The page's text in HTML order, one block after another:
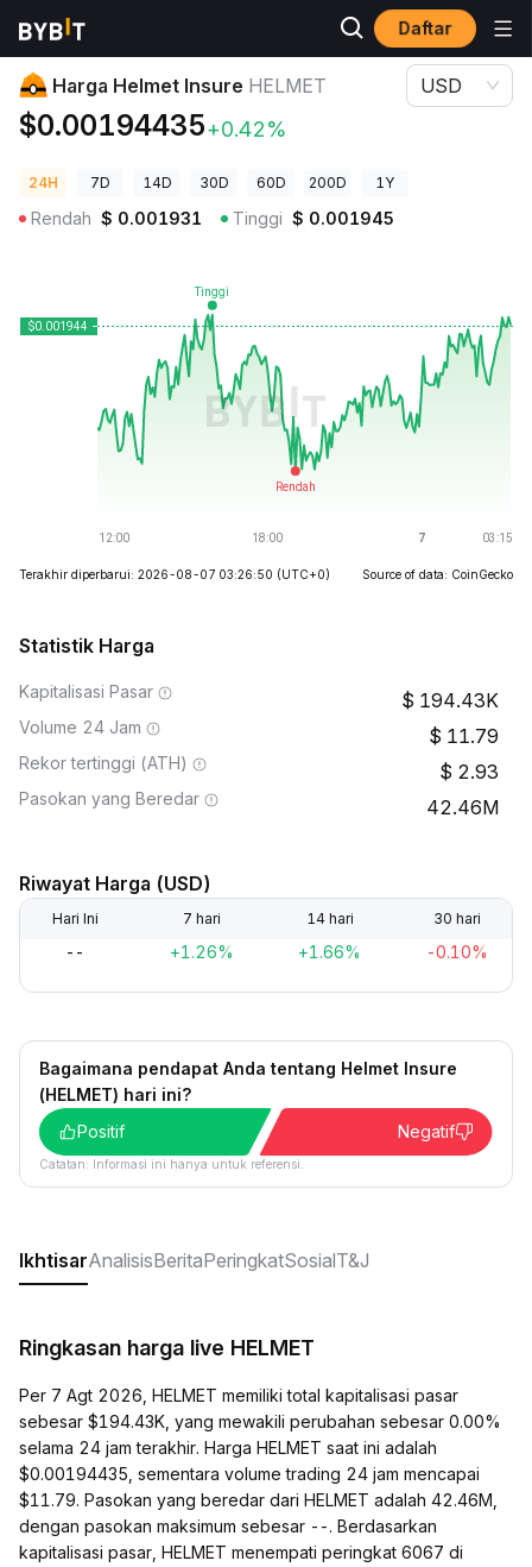
Daftar
Harga Kripto
Harga Helmet Insure HELMET
$0.00194435+0.42%
USD
24H 7D 14D 30D 60D 200D 1Y
Rendah $ 0.001931 Tinggi $ 0.001945
Terakhir diperbarui: 2026-08-07 03:26:50 (UTC+0) Source of data: CoinGecko
Statistik Harga
Kapitalisasi Pasar 194.43K
Volume 24 Jam 11.79
Rekor tertinggi (ATH) 2.93
Pasokan yang Beredar 42.46M
Riwayat Harga (USD)
Hari Ini 7 hari 14 hari 30 hari
-- +1.26% +1.66% -0.10%
Bagaimana pendapat Anda tentang Helmet Insure
(HELMET) hari ini?
Positif
Negatif
Catatan: Informasi ini hanya untuk referensi.
IkhtisarAnalisisBeritaPeringkatSosialT&J
Ringkasan harga live HELMET
Per 7 Agt 2026, HELMET memiliki total kapitalisasi pasar
sebesar $194.43K, yang mewakili perubahan sebesar 0.00%
selama 24 jam terakhir. Harga HELMET saat ini adalah
$0.00194435, sementara volume trading 24 jam mencapai
$11.79. Pasokan yang beredar dari HELMET adalah 42.46M,
dengan pasokan maksimum sebesar --. Berdasarkan
kapitalisasi pasar, HELMET menempati peringkat 6067 di